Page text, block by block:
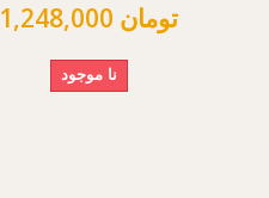
1,248,000 تومان
نا موجود